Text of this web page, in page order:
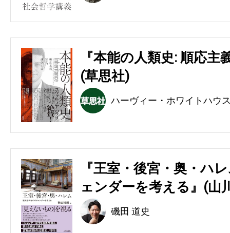
『本能の人類史: 順応
(草思社)
ハーヴィー・ホワイトハウ
『王室・後宮・奥・ハ
ェンダーを考える』(山
磯田 道史